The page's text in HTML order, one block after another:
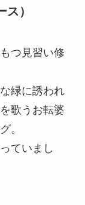
）
つ見習い修
緑に誘われ
歌うお転婆
。
ていまし